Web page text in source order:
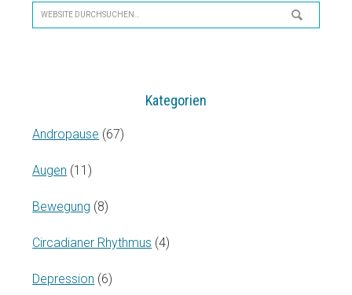
Website
durchsuchen…
Kategorien
Andropause (67)
Augen (11)
Bewegung (8)
Circadianer Rhythmus (4)
Depression (6)